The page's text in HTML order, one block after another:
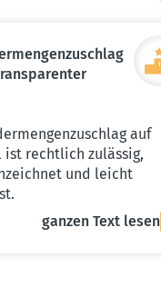
auf
rechtlich zulässig,
und leicht
ganzen Text lesen